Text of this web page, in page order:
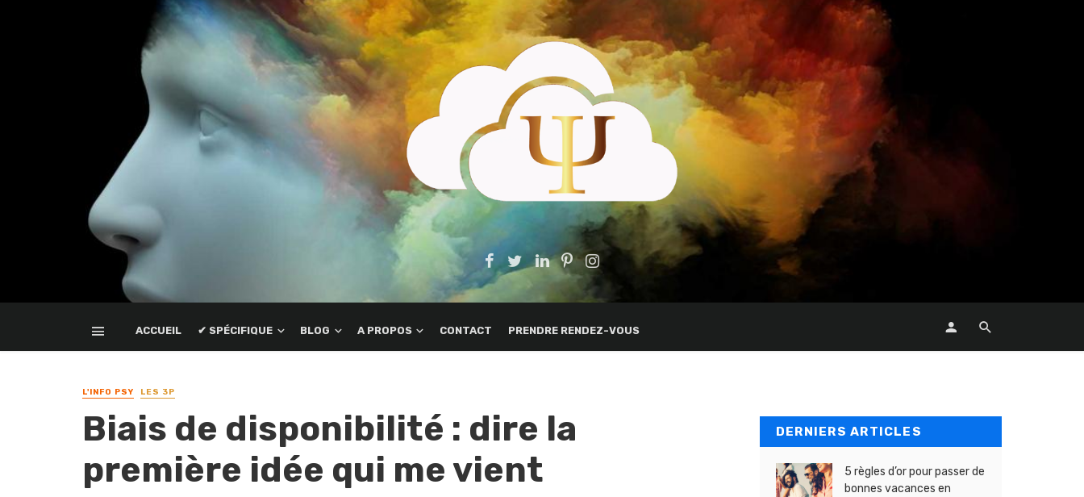
ACCUEIL ✔ SPÉCIFIQUE BLOG A PROPOS CONTACT PRENDRE RENDEZ-VOUS
L'INFO PSY LES 3P
Biais de disponibilité : dire la
première idée qui me vient
DERNIERS ARTICLES
5 règles d’or pour passer de
bonnes vacances en